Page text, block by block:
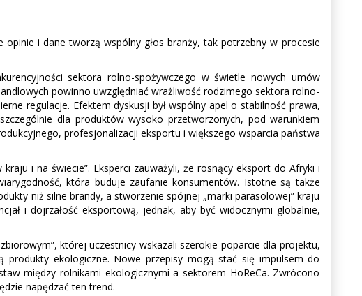
i dane tworzą wspólny głos branży, tak potrzebny w procesie
sektora rolno-spożywczego w świetle nowych umów
powinno uwzględniać wrażliwość rodzimego sektora rolno-
regulacje. Efektem dyskusji był wspólny apel o stabilność prawa,
dla produktów wysoko przetworzonych, pod warunkiem
profesjonalizacji eksportu i większego wsparcia państwa
i na świecie”. Eksperci zauważyli, że rosnący eksport do Afryki i
która buduje zaufanie konsumentów. Istotne są także
niż silne brandy, a stworzenie spójnej „marki parasolowej” kraju
i dojrzałość eksportową, jednak, aby być widocznymi globalnie,
której uczestnicy wskazali szerokie poparcie dla projektu,
ekologiczne. Nowe przepisy mogą stać się impulsem do
między rolnikami ekologicznymi a sektorem HoReCa. Zwrócono
napędzać ten trend.